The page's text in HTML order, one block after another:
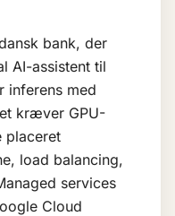
bank, der
AI-assistent til
inferens med
kræver GPU-
placeret
load balancing,
services
Cloud